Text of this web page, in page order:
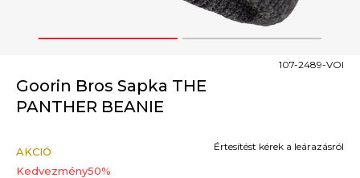
1 2
Goorin Bros Sapka THE
PANTHER BEANIE
107-2489-VOI
AKCIÓ
Kedvezmény50%
Értesítést kérek a leárazásról